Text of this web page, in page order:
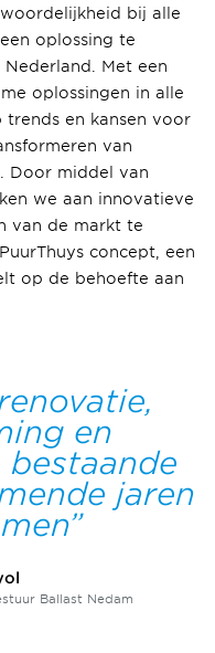
bij alle
oplossing te
Met een
oplossingen in alle
en kansen voor
van
Door middel van
we aan innovatieve
van de markt te
concept, een
op de behoefte aan
en
jaren
Ballast Nedam